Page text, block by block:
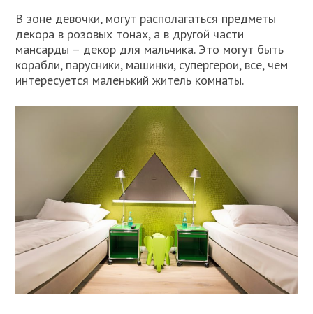
В зоне девочки, могут располагаться предметы
декора в розовых тонах, а в другой части
мансарды – декор для мальчика. Это могут быть
корабли, парусники, машинки, супергерои, все, чем
интересуется маленький житель комнаты.